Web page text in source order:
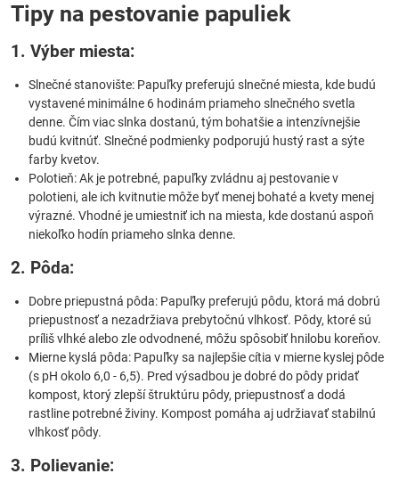
Tipy na pestovanie papuliek
1. Výber miesta:
Slnečné stanovište: Papuľky preferujú slnečné miesta, kde budú
vystavené minimálne 6 hodinám priameho slnečného svetla
denne. Čím viac slnka dostanú, tým bohatšie a intenzívnejšie
budú kvitnúť. Slnečné podmienky podporujú hustý rast a sýte
farby kvetov.
Polotieň: Ak je potrebné, papuľky zvládnu aj pestovanie v
polotieni, ale ich kvitnutie môže byť menej bohaté a kvety menej
výrazné. Vhodné je umiestniť ich na miesta, kde dostanú aspoň
niekoľko hodín priameho slnka denne.
2. Pôda:
Dobre priepustná pôda: Papuľky preferujú pôdu, ktorá má dobrú
priepustnosť a nezadržiava prebytočnú vlhkosť. Pôdy, ktoré sú
príliš vlhké alebo zle odvodnené, môžu spôsobiť hnilobu koreňov.
Mierne kyslá pôda: Papuľky sa najlepšie cítia v mierne kyslej pôde
(s pH okolo 6,0 - 6,5). Pred výsadbou je dobré do pôdy pridať
kompost, ktorý zlepší štruktúru pôdy, priepustnosť a dodá
rastline potrebné živiny. Kompost pomáha aj udržiavať stabilnú
vlhkosť pôdy.
3. Polievanie: